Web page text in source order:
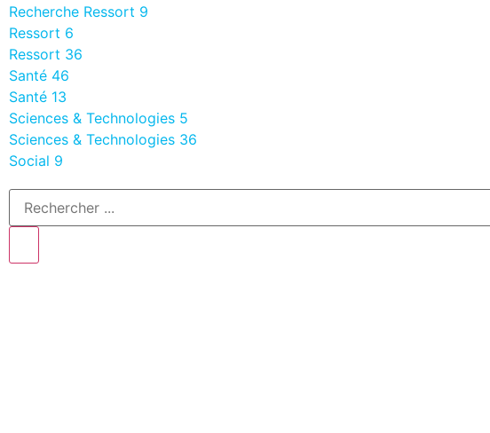
Recherche Ressort 9
Ressort 6
Ressort 36
Santé 46
Santé 13
Sciences & Technologies 5
Sciences & Technologies 36
Social 9